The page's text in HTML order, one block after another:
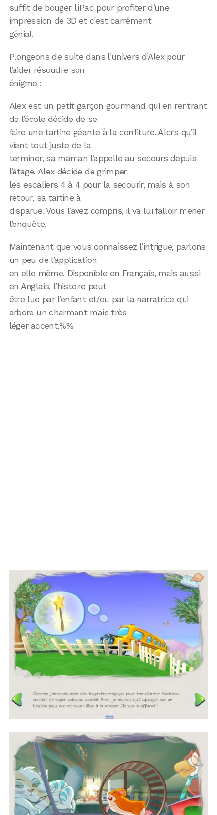
suffit de bouger l’iPad pour profiter d’une
impression de 3D et c’est carrément
génial.
Plongeons de suite dans l’univers d’Alex pour
l’aider résoudre son
énigme :
Alex est un petit garçon gourmand qui en rentrant
de l’école décide de se
faire une tartine géante à la confiture. Alors qu’il
vient tout juste de la
terminer, sa maman l’appelle au secours depuis
l’étage. Alex décide de grimper
les escaliers 4 à 4 pour la secourir, mais à son
retour, sa tartine à
disparue. Vous l’avez compris, il va lui falloir mener
l’enquête.
Maintenant que vous connaissez l’intrigue, parlons
un peu de l’application
en elle même. Disponible en Français, mais aussi
en Anglais, l’histoire peut
être lue par l’enfant et/ou par la narratrice qui
arbore un charmant mais très
léger accent.%%